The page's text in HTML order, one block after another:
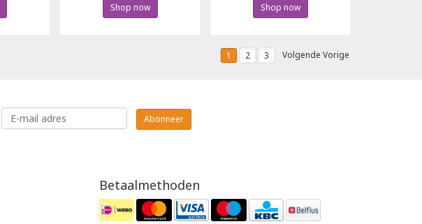
Shop now Shop now
1 2 3 Volgende Vorige
Abonneer
Betaalmethoden